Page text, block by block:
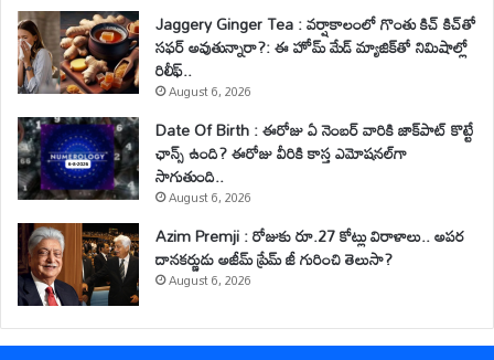
Jaggery Ginger Tea : వర్షాకాలంలో గొంతు కిచ్ కిచ్‌తో
సఫర్ అవుతున్నారా?: ఈ హోమ్ మేడ్ మ్యాజిక్‌తో నిమిషాల్లో
రిలీఫ్..
August 6, 2026
Date Of Birth : ఈరోజు ఏ నెంబర్ వారికి జాక్‌పాట్ కొట్టే
ఛాన్స్ ఉంది? ఈరోజు వీరికి కాస్త ఎమోషనల్‌గా
సాగుతుంది..
August 6, 2026
Azim Premji : రోజుకు రూ.27 కోట్లు విరాళాలు.. అపర
దానకర్ణుడు అజీమ్ ప్రేమ్ జీ గురించి తెలుసా?
August 6, 2026